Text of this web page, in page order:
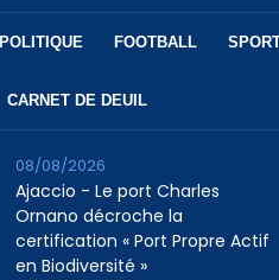
POLITIQUE FOOTBALL
CARNET DE DEUIL
Ajaccio - Le port Charles
Ornano décroche la
certification « Port Propre Actif
en Biodiversité »
08/08/2026